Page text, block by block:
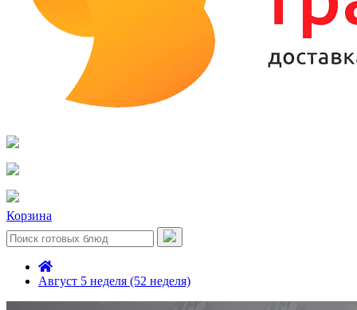
Корзина
Август 5 неделя (52 неделя)